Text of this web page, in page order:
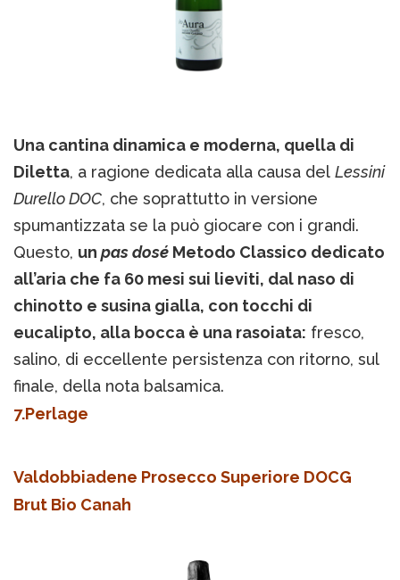
Una cantina dinamica e moderna, quella di
Diletta, a ragione dedicata alla causa del Lessini
Durello DOC, che soprattutto in versione
spumantizzata se la può giocare con i grandi.
Questo, un pas dosé Metodo Classico dedicato
all’aria che fa 60 mesi sui lieviti, dal naso di
chinotto e susina gialla, con tocchi di
eucalipto, alla bocca è una rasoiata: fresco,
salino, di eccellente persistenza con ritorno, sul
finale, della nota balsamica.
7.Perlage
Valdobbiadene Prosecco Superiore DOCG
Brut Bio Canah